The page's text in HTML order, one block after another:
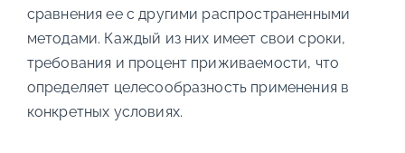
сравнения ее с другими распространенными
методами. Каждый из них имеет свои сроки,
требования и процент приживаемости, что
определяет целесообразность применения в
конкретных условиях.